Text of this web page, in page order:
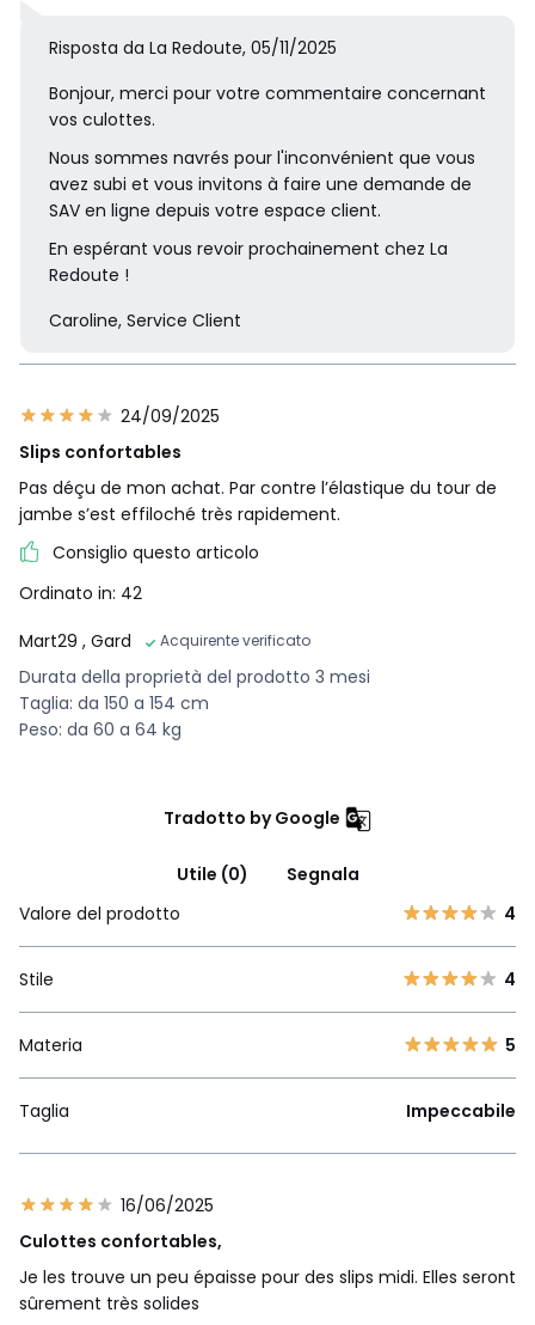
Risposta da La Redoute, 05/11/2025
Bonjour, merci pour votre commentaire concernant
vos culottes.
Nous sommes navrés pour l'inconvénient que vous
avez subi et vous invitons à faire une demande de
SAV en ligne depuis votre espace client.
En espérant vous revoir prochainement chez La
Redoute !
Caroline, Service Client
24/09/2025
Slips confortables
Pas déçu de mon achat. Par contre l’élastique du tour de
jambe s’est effiloché très rapidement.
Consiglio questo articolo
Ordinato in: 42
Mart29 , Gard Acquirente verificato
Durata della proprietà del prodotto 3 mesi
Taglia: da 150 a 154 cm
Peso: da 60 a 64 kg
Tradotto by Google
Utile (0)
Segnala
Valore del prodotto
4
Stile 4
Materia 5
Taglia Impeccabile
16/06/2025
Culottes confortables,
Je les trouve un peu épaisse pour des slips midi. Elles seront
sûrement très solides